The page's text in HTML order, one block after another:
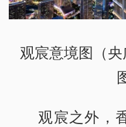
观宸意境图（
观宸之外，